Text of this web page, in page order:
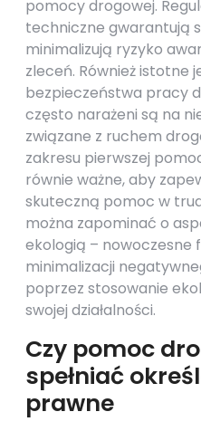
pomocy drogowej.
techniczne gwarantują
minimalizują ryzyko
zleceń. Również istotne
bezpieczeństwa pracy
często narażeni są na
związane z ruchem
zakresu pierwszej
równie ważne, aby
skuteczną pomoc w
można zapominać o
ekologią – nowoczesne
minimalizacji
poprzez stosowanie
swojej działalności.
Czy pomoc
spełniać
prawne